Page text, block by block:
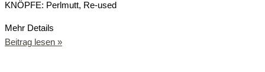
KNÖPFE: Perlmutt, Re-used
Mehr Details
Beitrag lesen »